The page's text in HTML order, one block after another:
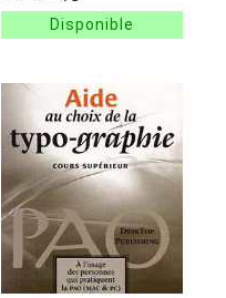
NATIONALE